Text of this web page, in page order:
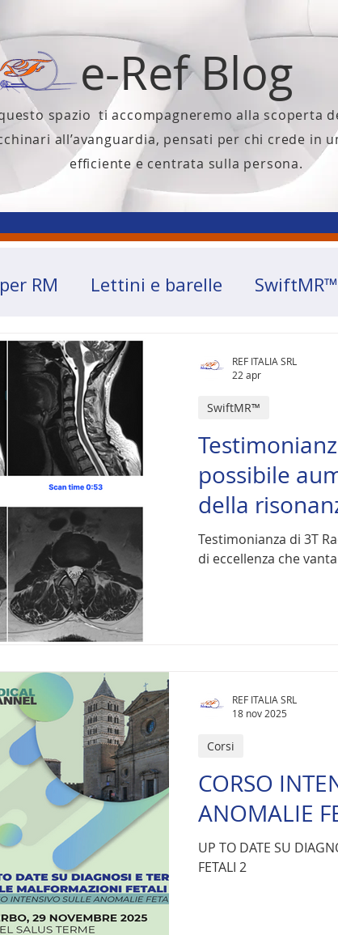
e-Ref Blog
spazio ti accompagneremo alla scoperta
all’avanguardia, pensati per chi crede in
efficiente e centrata sulla persona.
RM Lettini e barelle SwiftMR™
possibile
della
profitti?
Testimonianza di 3T
di eccellenza che
SwiftMR™
REF ITALIA SRL
22 apr
CORSO
ANOMALIE
UP TO DATE SU
FETALI 2
Corsi
REF ITALIA SRL
18 nov 2025